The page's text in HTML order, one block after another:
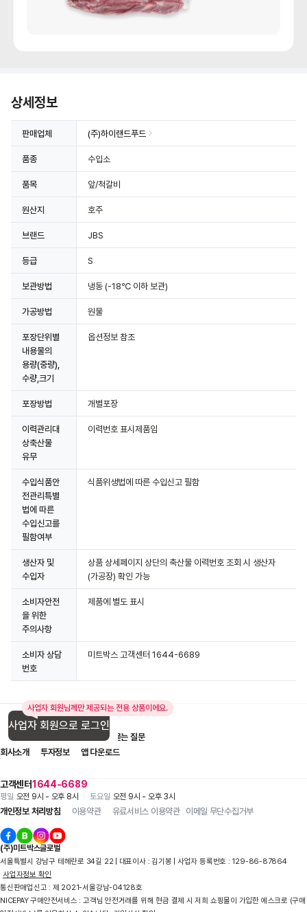
상세정보
판매업체 (주)하이랜드푸드
품종 수입소
품목 앞/척갈비
원산지 호주
브랜드 JBS
등급 S
보관방법 냉동 (-18℃ 이하 보관)
가공방법 원물
포장단위별
내용물의
용량(중량),
수량,크기
옵션정보 참조
포장방법 개별포장
이력관리대
상축산물
유무
이력번호 표시제품임
수입식품안
전관리특별
법에 따른
수입신고를
필함여부
식품위생법에 따른 수입신고 필함
생산자 및
수입자
상품 상세페이지 상단의 축산물 이력번호 조회 시 생산자
(가공장) 확인 가능
소비자안전
을 위한
주의사항
제품에 별도 표시
소비자 상담
번호
미트박스 고객센터 1644-6689
사업자 회원님께만 제공되는 전용 상품이에요.
사업자 회원으로 로그인
고객센터1644-6689
평일 오전 9시 - 오후 8시 토요일 오전 9시 - 오후 3시
입점 제휴 문의
자주 묻는 질문
회사소개
투자정보 앱 다운로드
개인정보 처리방침 이용약관 유료서비스 이용약관 이메일 무단수집거부
(주)미트박스글로벌
서울특별시 강남구 테헤란로 34길 22 | 대표이사 : 김기봉 | 사업자 등록번호 : 129-86-87864
사업자정보 확인
통신판매업신고 : 제 2021-서울강남-04128호
NICEPAY 구매안전서비스 : 고객님 안전거래를 위해 현금 결제 시 저희 쇼핑몰이 가입한 에스크로 (구매